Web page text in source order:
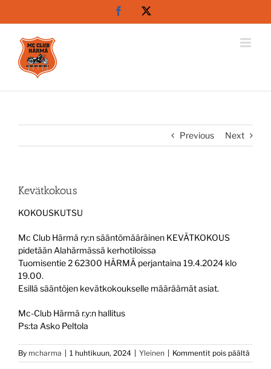
Facebook
Previous Next
Kevätkokous
KOKOUSKUTSU
Mc Club Härmä ry:n sääntömääräinen KEVÄTKOKOUS
pidetään Alahärmässä kerhotiloissa
Tuomisentie 2 62300 HÄRMÄ perjantaina 19.4.2024 klo
19.00.
Esillä sääntöjen kevätkokoukselle määräämät asiat.
Mc-Club Härmä r.y:n hallitus
Ps:ta Asko Peltola
By mcharma 1 huhtikuun, 2024 Yleinen Kommentit pois päältä